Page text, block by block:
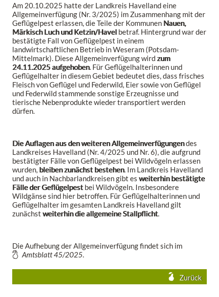
Am 20.10.2025 hatte der Landkreis Havelland eine
Allgemeinverfügung (Nr. 3/2025) im Zusammenhang mit der
Geflügelpest erlassen, die Teile der Kommunen Nauen,
Märkisch Luch und Ketzin/Havel betraf. Hintergrund war der
bestätigte Fall von Geflügelpest in einem
landwirtschaftlichen Betrieb in Weseram (Potsdam-
Mittelmark). Diese Allgemeinverfügung wirdzum
24.11.2025 aufgehoben. Für Geflügelhalterinnen und
Geflügelhalter in diesem Gebiet bedeutet dies, dass frisches
Fleisch von Geflügel und Federwild, Eier sowie von Geflügel
und Federwild stammende sonstige Erzeugnisse und
tierische Nebenprodukte wieder transportiert werden
dürfen.
Die Auflagen aus den weiteren Allgemeinverfügungendes
Landkreises Havelland (Nr. 4/2025 und Nr. 6), die aufgrund
bestätigter Fälle von Geflügelpest bei Wildvögeln erlassen
wurden, bleiben zunächst bestehen. Im Landkreis Havelland
und auch in Nachbarlandkreisen gibt esweiterhin bestätigte
Fälle der Geflügelpest bei Wildvögeln. Insbesondere
Wildgänse sind hier betroffen. Für Geflügelhalterinnen und
Geflügelhalter im gesamten Landkreis Havelland gilt
zunächstweiterhin die allgemeine Stallpflicht.
Die Aufhebung der Allgemeinverfügung findet sich im
Amtsblatt 45/2025.
Zurück